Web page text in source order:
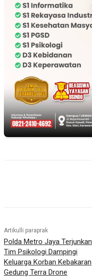
Artikulli paraprak
Polda Metro Jaya Terjunkan
Tim Psikologi Dampingi
Keluarga Korban Kebakaran
Gedung Terra Drone